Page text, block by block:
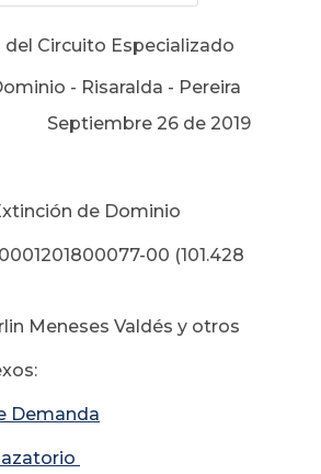
Circuito Especializado
- Risaralda - Pereira
Septiembre 26 de 2019
de Dominio
00 (101.428
Meneses Valdés y otros
Demanda